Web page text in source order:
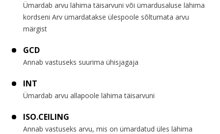
Ümardab arvu lähima täisarvuni või ümardusaluse lähima
kordseni Arv ümardatakse ülespoole sõltumata arvu
märgist
GCD
Annab vastuseks suurima ühisjagaja
INT
Ümardab arvu allapoole lähima täisarvuni
ISO.CEILING
Annab vastuseks arvu, mis on ümardatud üles lähima